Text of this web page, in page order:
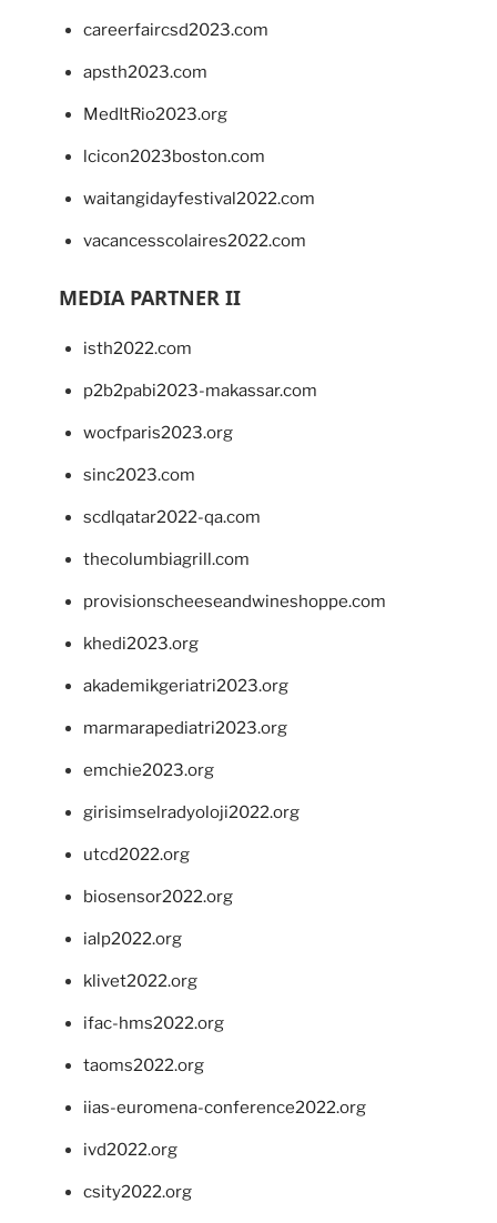
careerfaircsd2023.com
apsth2023.com
MedItRio2023.org
lcicon2023boston.com
waitangidayfestival2022.com
vacancesscolaires2022.com
MEDIA PARTNER II
isth2022.com
p2b2pabi2023-makassar.com
wocfparis2023.org
sinc2023.com
scdlqatar2022-qa.com
thecolumbiagrill.com
provisionscheeseandwineshoppe.com
khedi2023.org
akademikgeriatri2023.org
marmarapediatri2023.org
emchie2023.org
girisimselradyoloji2022.org
utcd2022.org
biosensor2022.org
ialp2022.org
klivet2022.org
ifac-hms2022.org
taoms2022.org
iias-euromena-conference2022.org
ivd2022.org
csity2022.org